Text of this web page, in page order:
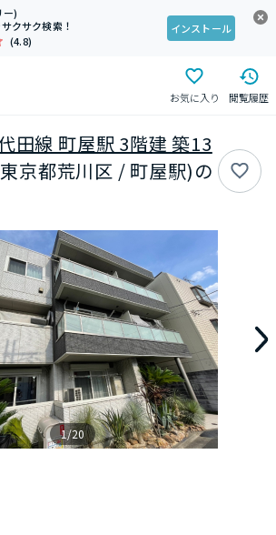
ー)
クサク検索！
(4.8)
インストール
お気に入り 閲覧履歴
田線 町屋駅 3階建 築13
京都荒川区 / 町屋駅)の
1/20